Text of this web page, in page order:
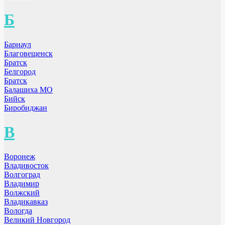
Б
Барнаул
Благовещенск
Братск
Белгород
Братск
Балашиха МО
Бийск
Биробиджан
В
Воронеж
Владивосток
Волгоград
Владимир
Волжский
Владикавказ
Вологда
Великий Новгород